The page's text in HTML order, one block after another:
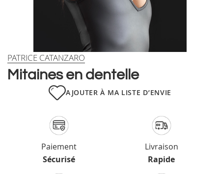
Skip
Mitaines en dentelle
PATRICE CATANZARO
AJOUTER À MA LISTE D’ENVIE
Paiement
Sécurisé
Livraison
Rapide